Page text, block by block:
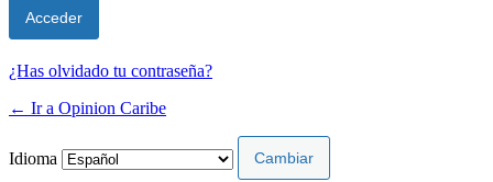
¿Has olvidado tu contraseña?
← Ir a Opinion Caribe
Idioma